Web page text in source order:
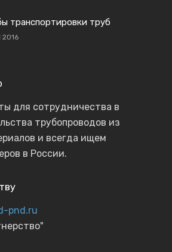
транспортировки труб
для сотрудничества в
трубопроводов из
и всегда ищем
в России.
pnd.ru